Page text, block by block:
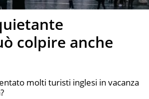
colpire anche
molti turisti inglesi in vacanza